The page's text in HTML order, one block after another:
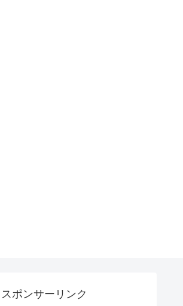
スポンサーリンク